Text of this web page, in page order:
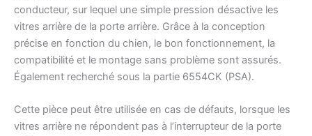
conducteur, sur lequel une simple pression désactive les
vitres arrière de la porte arrière. Grâce à la conception
précise en fonction du chien, le bon fonctionnement, la
compatibilité et le montage sans problème sont assurés.
Également recherché sous la partie 6554CK (PSA).
Cette pièce peut être utilisée en cas de défauts, lorsque les
vitres arrière ne répondent pas à l’interrupteur de la porte